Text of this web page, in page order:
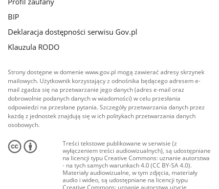
BIP
Deklaracja dostępności serwisu Gov.pl
Klauzula RODO
Strony dostępne w domenie www.gov.pl mogą zawierać adresy skrzynek
mailowych. Użytkownik korzystający z odnośnika będącego adresem e-
mail zgadza się na przetwarzanie jego danych (adres e-mail oraz
dobrowolnie podanych danych w wiadomości) w celu przesłania
odpowiedzi na przesłane pytania. Szczegóły przetwarzania danych przez
każdą z jednostek znajdują się w ich politykach przetwarzania danych
osobowych.
Treści tekstowe publikowane w serwisie (z
wyłączeniem treści audiowizualnych), są udostępniane
na licencji typu Creative Commons: uznanie autorstwa
- na tych samych warunkach 4.0 (CC BY-SA 4.0).
Materiały audiowizualne, w tym zdjęcia, materiały
audio i wideo, są udostępniane na licencji typu
Creative Commons: uznanie autorstwa użycie